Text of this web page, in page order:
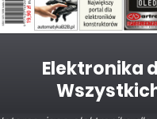
Elektronika